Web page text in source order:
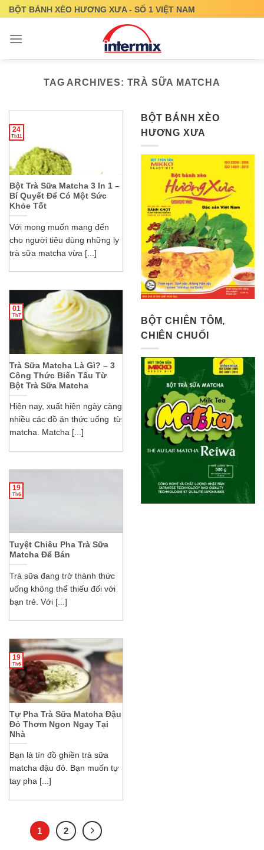
Skip
content
BỘT BÁNH XÈO HƯƠNG XƯA - SỐ 1 VIỆT NAM
TAG ARCHIVES: TRÀ SỮA MATCHA
Bột Trà Sữa Matcha 3 In 1 –
Bí Quyết Để Có Một Sức
Khỏe Tốt
Với mong muốn mang đến
cho người tiêu dùng những ly
trà sữa matcha vừa [...]
24
Th11
Trà Sữa Matcha Là Gì? – 3
Công Thức Biến Tấu Từ
Bột Trà Sữa Matcha
Hiện nay, xuất hiện ngày càng
nhiều các đồ ăn thức uống từ
matcha. Matcha [...]
01
Th7
Tuyệt Chiêu Pha Trà Sữa
Matcha Để Bán
Trà sữa đang trở thành thức
uống không thể thiếu đối với
bạn trẻ. Với [...]
19
Th6
Tự Pha Trà Sữa Matcha Đậu
Đỏ Thơm Ngon Ngay Tại
Nhà
Bạn là tín đồ ghiền trà sữa
matcha đậu đỏ. Bạn muốn tự
tay pha [...]
19
Th6
1 2
BỘT BÁNH XÈO
HƯƠNG XƯA
BỘT CHIÊN TÔM,
CHIÊN CHUỐI